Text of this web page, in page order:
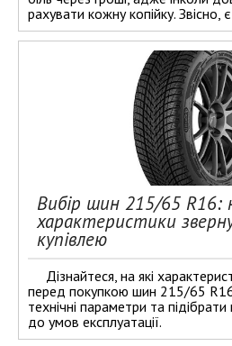
рахувати кожну копійку. Звісно,
Вибір шин 215/65 R16:
характеристики
купівлею
Дізнайтеся, на які
перед покупкою шин 215/65 R16,
технічні параметри та
до умов експлуатації.